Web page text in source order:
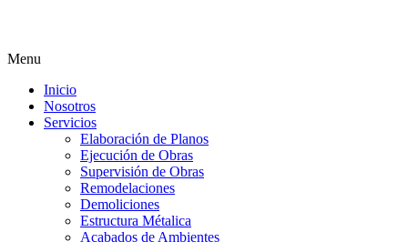
Menu
Inicio
Nosotros
Servicios
Elaboración de Planos
Ejecución de Obras
Supervisión de Obras
Remodelaciones
Demoliciones
Estructura Métalica
Acabados de Ambientes